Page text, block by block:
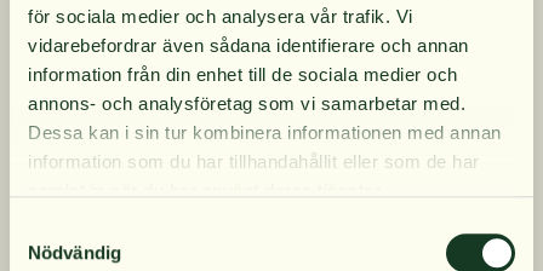
för sociala medier och analysera vår trafik. Vi
vidarebefordrar även sådana identifierare och annan
information från din enhet till de sociala medier och
annons- och analysföretag som vi samarbetar med.
Dessa kan i sin tur kombinera informationen med annan
information som du har tillhandahållit eller som de har
Nödvändig
Kundtjänst
Köpvillkor
Betalning och leverans
FAQ
Integritetspolicy
Ångra köp
10% rabatt på
din första order
våra nyheter.